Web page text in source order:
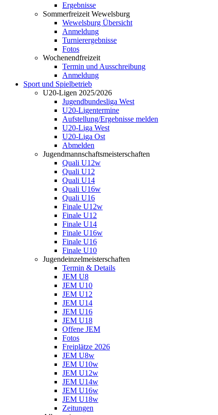
Ergebnisse
Sommerfreizeit Wewelsburg
Wewelsburg Übersicht
Anmeldung
Turnierergebnisse
Fotos
Wochenendfreizeit
Termin und Ausschreibung
Anmeldung
Sport und Spielbetrieb
U20-Ligen 2025/2026
Jugendbundesliga West
U20-Ligentermine
Aufstellung/Ergebnisse melden
U20-Liga West
U20-Liga Ost
Abmelden
Jugendmannschaftsmeisterschaften
Quali U12w
Quali U12
Quali U14
Quali U16w
Quali U16
Finale U12w
Finale U12
Finale U14
Finale U16w
Finale U16
Finale U10
Jugendeinzelmeisterschaften
Termin & Details
JEM U8
JEM U10
JEM U12
JEM U14
JEM U16
JEM U18
Offene JEM
Fotos
Freiplätze 2026
JEM U8w
JEM U10w
JEM U12w
JEM U14w
JEM U16w
JEM U18w
Zeitungen